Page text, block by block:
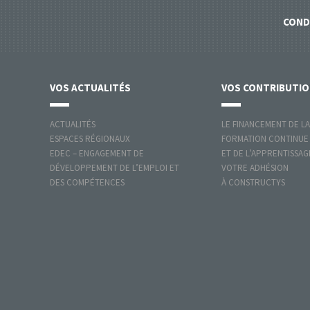
VOS ACTUALITÉS
ACTUALITÉS
ESPACES RÉGIONAUX
EDEC – ENGAGEMENT DE
DÉVELOPPEMENT DE L’EMPLOI ET
DES COMPÉTENCES
VOS
LE FINANCEMENT DE LA
FORMATION CONTINUE
ET DE
VOTRE ADHÉSION
À CONSTRUCTYS